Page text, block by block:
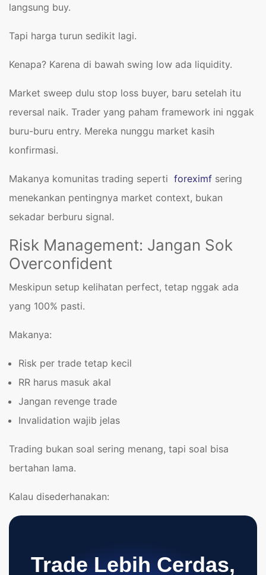
langsung buy.
Tapi harga turun sedikit lagi.
Kenapa? Karena di bawah swing low ada liquidity.
Market sweep dulu stop loss buyer, baru setelah itu
reversal naik. Trader yang paham framework ini nggak
buru-buru entry. Mereka nunggu market kasih
konfirmasi.
Makanya komunitas trading seperti foreximf sering
menekankan pentingnya market context, bukan
sekadar berburu signal.
Risk Management: Jangan Sok
Overconfident
Meskipun setup kelihatan perfect, tetap nggak ada
yang 100% pasti.
Makanya:
Risk per trade tetap kecil
RR harus masuk akal
Jangan revenge trade
Invalidation wajib jelas
Trading bukan soal sering menang, tapi soal bisa
bertahan lama.
Kalau disederhanakan:
Trade Lebih Cerdas,